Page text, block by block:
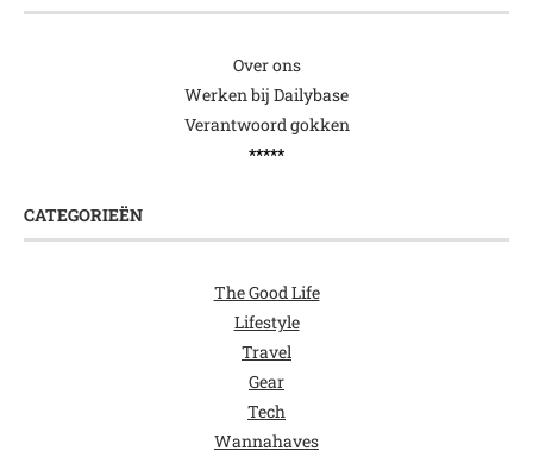
Over ons
Werken bij Dailybase
Verantwoord gokken
*****
CATEGORIEËN
The Good Life
Lifestyle
Travel
Gear
Tech
Wannahaves